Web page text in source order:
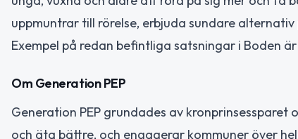
uppmuntrar till rörelse, erbjuda sundare
Exempel på redan befintliga satsningar i Boden
Om Generation PEP
Generation PEP grundades av
och äta bättre, och engagerar kommuner över